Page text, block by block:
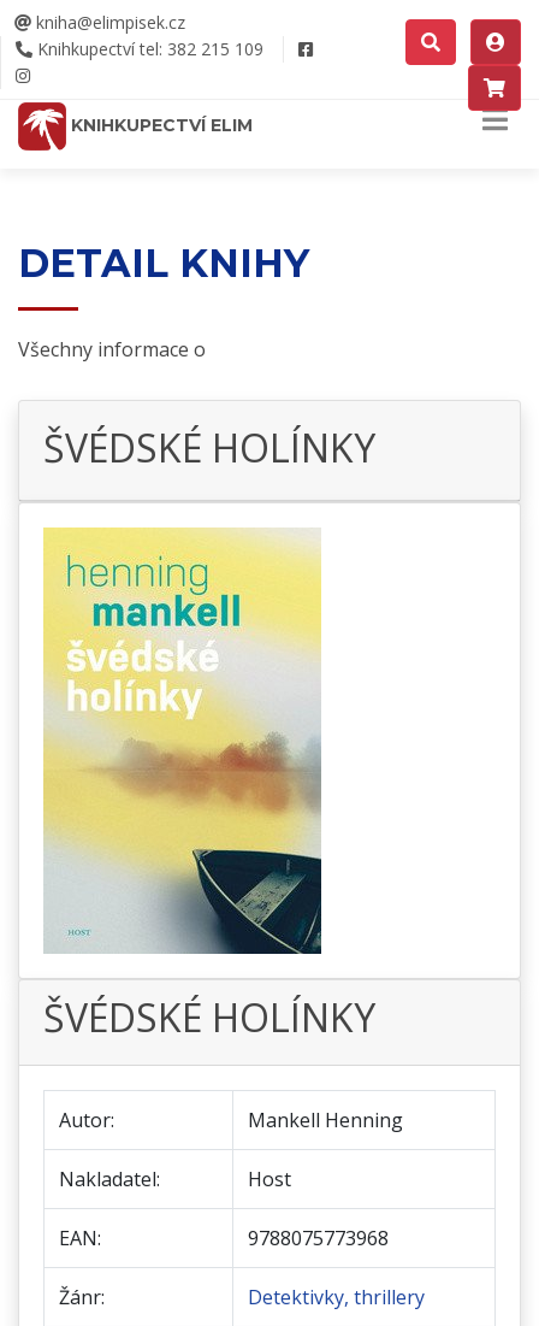
kniha@elimpisek.cz
Knihkupectví tel: 382 215 109
KNIHKUPECTVÍ ELIM
DETAIL KNIHY
Všechny informace o
ŠVÉDSKÉ HOLÍNKY
ŠVÉDSKÉ HOLÍNKY
Autor: Mankell Henning
Nakladatel: Host
EAN: 9788075773968
Žánr: Detektivky, thrillery